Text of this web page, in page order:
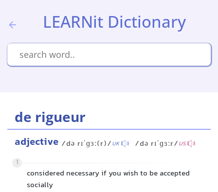
LEARNit Dictionary
de rigueur
adjective /də rɪˈɡɜː(r)/UK /də rɪˈɡɜːr/US
1
considered necessary if you wish to be accepted
socially